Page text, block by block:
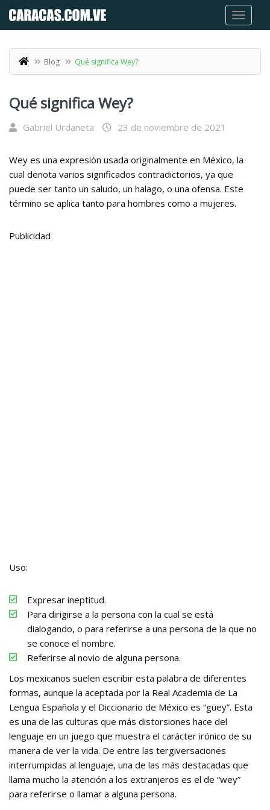
Blog Qué significa Wey?
Qué significa Wey?
Gabriel Urdaneta 23 de noviembre de 2021
Wey es una expresión usada originalmente en México, la
cual denota varios significados contradictorios, ya que
puede ser tanto un saludo, un halago, o una ofensa. Este
término se aplica tanto para hombres como a mujeres.
Publicidad
Uso:
Expresar ineptitud.
Para dirigirse a la persona con la cual se está
dialogando, o para referirse a una persona de la que no
se conoce el nombre.
Referirse al novio de alguna persona.
Los mexicanos suelen escribir esta palabra de diferentes
formas, aunque la aceptada por la Real Academia de La
Lengua Española y el Diccionario de México es “güey”. Esta
es una de las culturas que más distorsiones hace del
lenguaje en un juego que muestra el carácter irónico de su
manera de ver la vida. De entre las tergiversaciones
interrumpidas al lenguaje, una de las más destacadas que
llama mucho la atención a los extranjeros es el de “wey”
para referirse o llamar a alguna persona.